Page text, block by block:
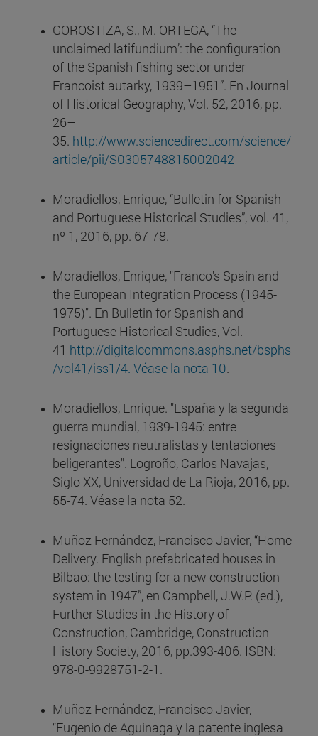
GOROSTIZA, S., M. ORTEGA, “The
unclaimed latifundium’: the configuration
of the Spanish fishing sector under
Francoist autarky, 1939–1951”. En Journal
of Historical Geography, Vol. 52, 2016, pp.
26–
35. http://www.sciencedirect.com/science/
article/pii/S0305748815002042
Moradiellos, Enrique, “Bulletin for Spanish
and Portuguese Historical Studies”, vol. 41,
nº 1, 2016, pp. 67-78.
Moradiellos, Enrique, "Franco's Spain and
the European Integration Process (1945-
1975)". En Bulletin for Spanish and
Portuguese Historical Studies, Vol.
41 http://digitalcommons.asphs.net/bsphs
/vol41/iss1/4. Véase la nota 10.
Moradiellos, Enrique. "España y la segunda
guerra mundial, 1939-1945: entre
resignaciones neutralistas y tentaciones
beligerantes". Logroño, Carlos Navajas,
Siglo XX, Universidad de La Rioja, 2016, pp.
55-74. Véase la nota 52.
Muñoz Fernández, Francisco Javier, “Home
Delivery. English prefabricated houses in
Bilbao: the testing for a new construction
system in 1947”, en Campbell, J.W.P. (ed.),
Further Studies in the History of
Construction, Cambridge, Construction
History Society, 2016, pp.393-406. ISBN:
978-0-9928751-2-1.
Muñoz Fernández, Francisco Javier,
“Eugenio de Aguinaga y la patente inglesa